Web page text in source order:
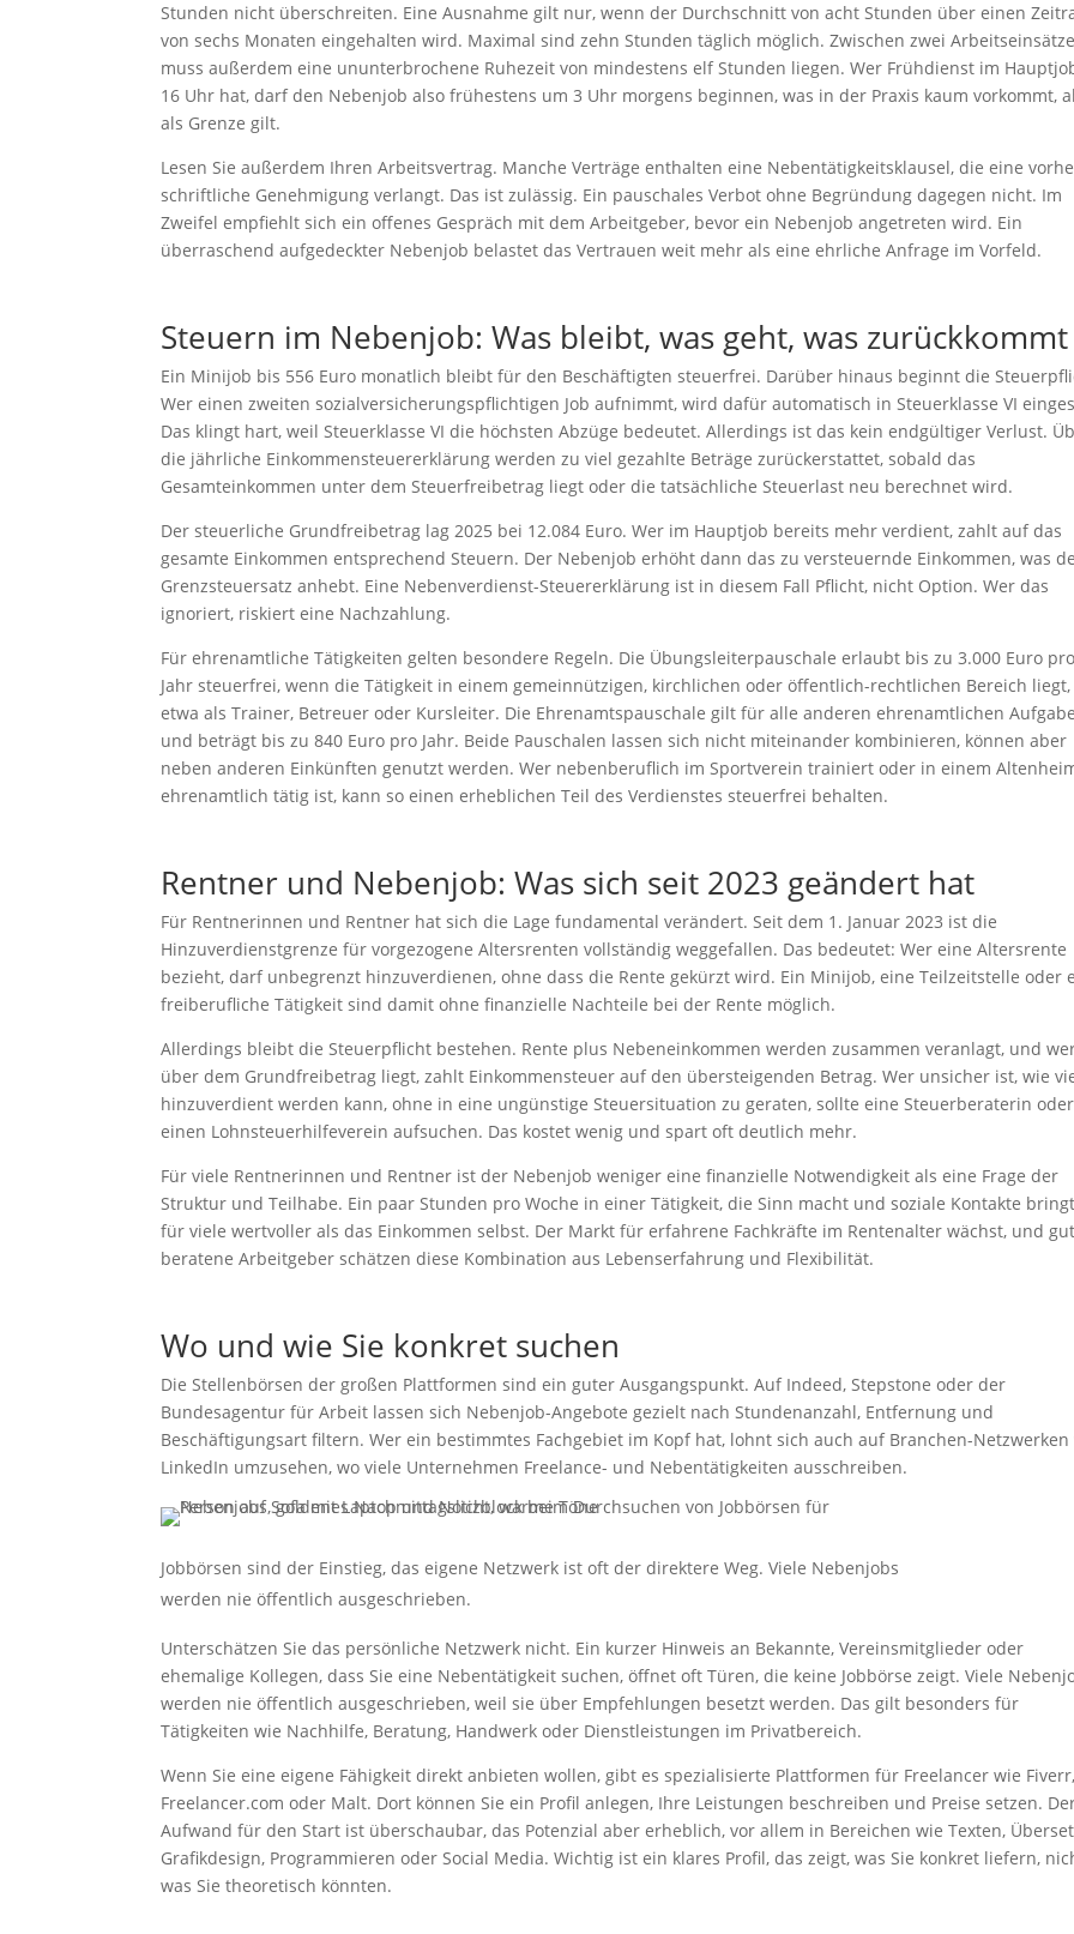
Stunden nicht überschreiten. Eine Ausnahme gilt nur, wenn der Durchschnitt von acht Stunden über einen
von sechs Monaten eingehalten wird. Maximal sind zehn Stunden täglich möglich. Zwischen zwei
muss außerdem eine ununterbrochene Ruhezeit von mindestens elf Stunden liegen. Wer Frühdienst im
16 Uhr hat, darf den Nebenjob also frühestens um 3 Uhr morgens beginnen, was in der Praxis kaum vorkommt,
als Grenze gilt.
Lesen Sie außerdem Ihren Arbeitsvertrag. Manche Verträge enthalten eine Nebentätigkeitsklausel, die eine
schriftliche Genehmigung verlangt. Das ist zulässig. Ein pauschales Verbot ohne Begründung dagegen nicht. Im
Zweifel empfiehlt sich ein offenes Gespräch mit dem Arbeitgeber, bevor ein Nebenjob angetreten wird. Ein
überraschend aufgedeckter Nebenjob belastet das Vertrauen weit mehr als eine ehrliche Anfrage im Vorfeld.
Steuern im Nebenjob: Was bleibt, was geht, was zurückkommt
Ein Minijob bis 556 Euro monatlich bleibt für den Beschäftigten steuerfrei. Darüber hinaus beginnt die
Wer einen zweiten sozialversicherungspflichtigen Job aufnimmt, wird dafür automatisch in Steuerklasse VI
Das klingt hart, weil Steuerklasse VI die höchsten Abzüge bedeutet. Allerdings ist das kein endgültiger Verlust.
die jährliche Einkommensteuererklärung werden zu viel gezahlte Beträge zurückerstattet, sobald das
Gesamteinkommen unter dem Steuerfreibetrag liegt oder die tatsächliche Steuerlast neu berechnet wird.
Der steuerliche Grundfreibetrag lag 2025 bei 12.084 Euro. Wer im Hauptjob bereits mehr verdient, zahlt auf das
gesamte Einkommen entsprechend Steuern. Der Nebenjob erhöht dann das zu versteuernde Einkommen, was
Grenzsteuersatz anhebt. Eine Nebenverdienst-Steuererklärung ist in diesem Fall Pflicht, nicht Option. Wer das
ignoriert, riskiert eine Nachzahlung.
Für ehrenamtliche Tätigkeiten gelten besondere Regeln. Die Übungsleiterpauschale erlaubt bis zu 3.000 Euro pro
Jahr steuerfrei, wenn die Tätigkeit in einem gemeinnützigen, kirchlichen oder öffentlich-rechtlichen Bereich liegt,
etwa als Trainer, Betreuer oder Kursleiter. Die Ehrenamtspauschale gilt für alle anderen ehrenamtlichen
und beträgt bis zu 840 Euro pro Jahr. Beide Pauschalen lassen sich nicht miteinander kombinieren, können aber
neben anderen Einkünften genutzt werden. Wer nebenberuflich im Sportverein trainiert oder in einem
ehrenamtlich tätig ist, kann so einen erheblichen Teil des Verdienstes steuerfrei behalten.
Rentner und Nebenjob: Was sich seit 2023 geändert hat
Für Rentnerinnen und Rentner hat sich die Lage fundamental verändert. Seit dem 1. Januar 2023 ist die
Hinzuverdienstgrenze für vorgezogene Altersrenten vollständig weggefallen. Das bedeutet: Wer eine Altersrente
bezieht, darf unbegrenzt hinzuverdienen, ohne dass die Rente gekürzt wird. Ein Minijob, eine Teilzeitstelle oder
freiberufliche Tätigkeit sind damit ohne finanzielle Nachteile bei der Rente möglich.
Allerdings bleibt die Steuerpflicht bestehen. Rente plus Nebeneinkommen werden zusammen veranlagt, und
über dem Grundfreibetrag liegt, zahlt Einkommensteuer auf den übersteigenden Betrag. Wer unsicher ist, wie
hinzuverdient werden kann, ohne in eine ungünstige Steuersituation zu geraten, sollte eine Steuerberaterin oder
einen Lohnsteuerhilfeverein aufsuchen. Das kostet wenig und spart oft deutlich mehr.
Für viele Rentnerinnen und Rentner ist der Nebenjob weniger eine finanzielle Notwendigkeit als eine Frage der
Struktur und Teilhabe. Ein paar Stunden pro Woche in einer Tätigkeit, die Sinn macht und soziale Kontakte
für viele wertvoller als das Einkommen selbst. Der Markt für erfahrene Fachkräfte im Rentenalter wächst, und gut
beratene Arbeitgeber schätzen diese Kombination aus Lebenserfahrung und Flexibilität.
Wo und wie Sie konkret suchen
Die Stellenbörsen der großen Plattformen sind ein guter Ausgangspunkt. Auf Indeed, Stepstone oder der
Bundesagentur für Arbeit lassen sich Nebenjob-Angebote gezielt nach Stundenanzahl, Entfernung und
Beschäftigungsart filtern. Wer ein bestimmtes Fachgebiet im Kopf hat, lohnt sich auch auf Branchen-Netzwerken
LinkedIn umzusehen, wo viele Unternehmen Freelance- und Nebentätigkeiten ausschreiben.
Jobbörsen sind der Einstieg, das eigene Netzwerk ist oft der direktere Weg. Viele Nebenjobs
werden nie öffentlich ausgeschrieben.
Unterschätzen Sie das persönliche Netzwerk nicht. Ein kurzer Hinweis an Bekannte, Vereinsmitglieder oder
ehemalige Kollegen, dass Sie eine Nebentätigkeit suchen, öffnet oft Türen, die keine Jobbörse zeigt. Viele
werden nie öffentlich ausgeschrieben, weil sie über Empfehlungen besetzt werden. Das gilt besonders für
Tätigkeiten wie Nachhilfe, Beratung, Handwerk oder Dienstleistungen im Privatbereich.
Wenn Sie eine eigene Fähigkeit direkt anbieten wollen, gibt es spezialisierte Plattformen für Freelancer wie Fiverr,
Freelancer.com oder Malt. Dort können Sie ein Profil anlegen, Ihre Leistungen beschreiben und Preise setzen.
Aufwand für den Start ist überschaubar, das Potenzial aber erheblich, vor allem in Bereichen wie Texten,
Grafikdesign, Programmieren oder Social Media. Wichtig ist ein klares Profil, das zeigt, was Sie konkret liefern,
was Sie theoretisch könnten.